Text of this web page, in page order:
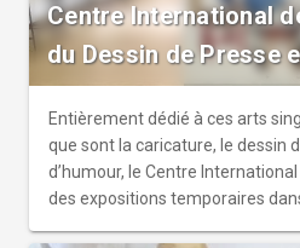
gratuitement aux regards :
monde (émail sur cuivre
émaux peints de la Renaissance,
contemporain), peintures
du fond des âges (du Limoges
l'Égypte ancienne).
Centre International
du Dessin de Presse
Entièrement dédié à ces arts
que sont la caricature, le dessin
d’humour, le Centre
des expositions temporaires